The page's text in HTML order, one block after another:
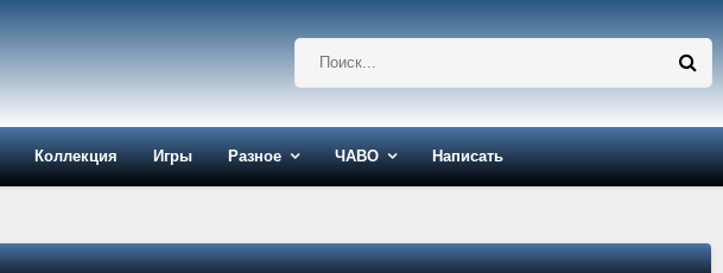
Коллекция Игры Разное ЧАВО Написать